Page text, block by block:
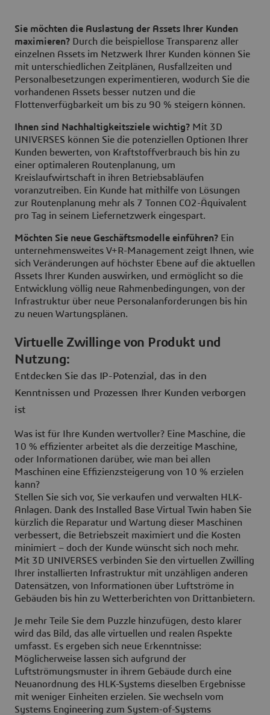
Sie möchten die Auslastung der Assets Ihrer Kunden
maximieren? Durch die beispiellose Transparenz aller
einzelnen Assets im Netzwerk Ihrer Kunden können Sie
mit unterschiedlichen Zeitplänen, Ausfallzeiten und
Personalbesetzungen experimentieren, wodurch Sie die
vorhandenen Assets besser nutzen und die
Flottenverfügbarkeit um bis zu 90 % steigern können.
Ihnen sind Nachhaltigkeitsziele wichtig? Mit 3D
UNIVERSES können Sie die potenziellen Optionen Ihrer
Kunden bewerten, von Kraftstoffverbrauch bis hin zu
einer optimaleren Routenplanung, um
Kreislaufwirtschaft in ihren Betriebsabläufen
voranzutreiben. Ein Kunde hat mithilfe von Lösungen
zur Routenplanung mehr als 7 Tonnen CO2-Äquivalent
pro Tag in seinem Liefernetzwerk eingespart.
Möchten Sie neue Geschäftsmodelle einführen? Ein
unternehmensweites V+R-Management zeigt Ihnen, wie
sich Veränderungen auf höchster Ebene auf die aktuellen
Assets Ihrer Kunden auswirken, und ermöglicht so die
Entwicklung völlig neue Rahmenbedingungen, von der
Infrastruktur über neue Personalanforderungen bis hin
zu neuen Wartungsplänen.
Virtuelle Zwillinge von Produkt und
Nutzung:
Entdecken Sie das IP-Potenzial, das in den
Kenntnissen und Prozessen Ihrer Kunden verborgen
ist
Was ist für Ihre Kunden wertvoller? Eine Maschine, die
10 % effizienter arbeitet als die derzeitige Maschine,
oder Informationen darüber, wie man bei allen
Maschinen eine Effizienzsteigerung von 10 % erzielen
kann?
Stellen Sie sich vor, Sie verkaufen und verwalten HLK-
Anlagen. Dank des Installed Base Virtual Twin haben Sie
kürzlich die Reparatur und Wartung dieser Maschinen
verbessert, die Betriebszeit maximiert und die Kosten
minimiert – doch der Kunde wünscht sich noch mehr.
Mit 3D UNIVERSES verbinden Sie den virtuellen Zwilling
Ihrer installierten Infrastruktur mit unzähligen anderen
Datensätzen, von Informationen über Luftströme in
Gebäuden bis hin zu Wetterberichten von Drittanbietern.
Je mehr Teile Sie dem Puzzle hinzufügen, desto klarer
wird das Bild, das alle virtuellen und realen Aspekte
umfasst. Es ergeben sich neue Erkenntnisse:
Möglicherweise lassen sich aufgrund der
Luftströmungsmuster in ihrem Gebäude durch eine
Neuanordnung des HLK-Systems dieselben Ergebnisse
mit weniger Einheiten erzielen. Sie wechseln vom
Systems Engineering zum System-of-Systems